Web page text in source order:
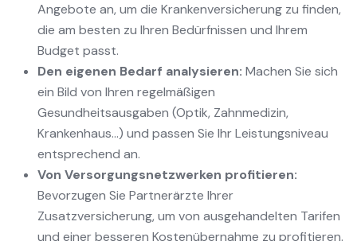
Angebote an, um die Krankenversicherung zu finden,
die am besten zu Ihren Bedürfnissen und Ihrem
Budget passt.
Den eigenen Bedarf analysieren: Machen Sie sich
ein Bild von Ihren regelmäßigen
Gesundheitsausgaben (Optik, Zahnmedizin,
Krankenhaus...) und passen Sie Ihr Leistungsniveau
entsprechend an.
Von Versorgungsnetzwerken profitieren:
Bevorzugen Sie Partnerärzte Ihrer
Zusatzversicherung, um von ausgehandelten Tarifen
und einer besseren Kostenübernahme zu profitieren.